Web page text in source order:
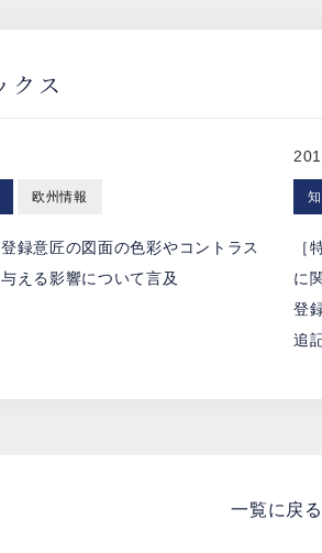
クス
欧州情報
登録意匠の図面の色彩やコントラス
える影響について言及
［
に
登
追
一覧に戻る